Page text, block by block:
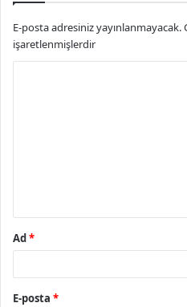
E-posta adresiniz yayınlanmayacak.
işaretlenmişlerdir
Ad *
E-posta *